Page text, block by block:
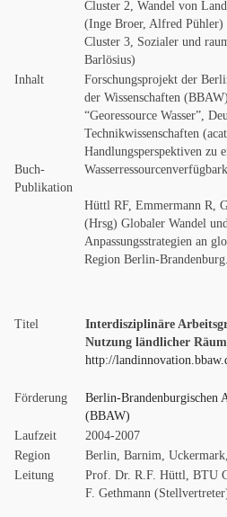
Cluster 2, Wandel von
(Inge Broer, Alfred Pühler)
Cluster 3, Sozialer und
Barlösius)
Inhalt
Buch-
Publikation
Forschungsprojekt der
der Wissenschaften
“Georessource Wasser”,
Technikwissenschaften
Handlungsperspektiven zu
Hüttl RF, Emmermann R,
(Hrsg) Globaler Wandel
Anpassungsstrategien an
Region Berlin-
Titel
Interdisziplinäre
Nutzung ländlicher
http://
Förderung
Berlin-Brandenburgischen
(BBAW)
Laufzeit
2004-2007
Region
Berlin, Barnim,
Leitung
Prof. Dr. R.F. Hüttl, BTU
F. Gethmann